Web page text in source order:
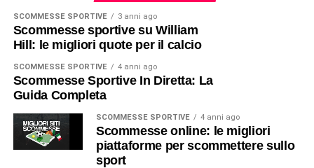
SCOMMESSE SPORTIVE 3 anni ago
Scommesse sportive su William
Hill: le migliori quote per il calcio
SCOMMESSE SPORTIVE 4 anni ago
Scommesse Sportive In Diretta: La
Guida Completa
SCOMMESSE SPORTIVE 4 anni ago
Scommesse online: le migliori
piattaforme per scommettere sullo
sport